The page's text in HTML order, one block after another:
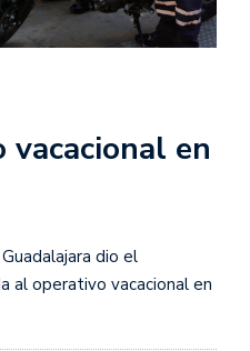
vacacional en
dio el
al operativo vacacional en